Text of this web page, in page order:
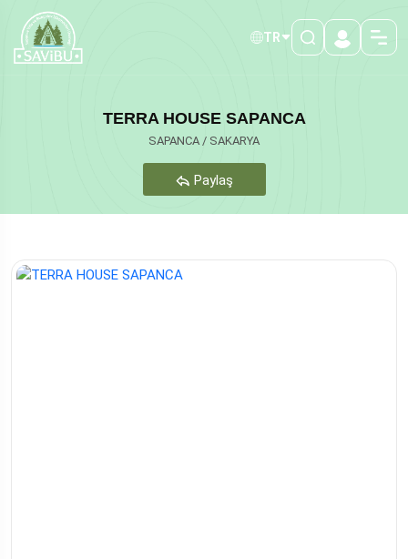
TR
TERRA HOUSE SAPANCA
SAPANCA / SAKARYA
Paylaş